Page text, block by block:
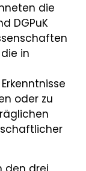
die
DGPuK
in
oder zu